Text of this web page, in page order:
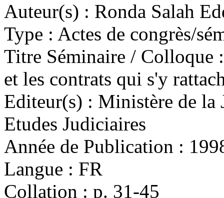
Auteur(s) : Ronda Salah
Type : Actes de congrès/
Titre Séminaire / Colloque :
et les contrats qui s'y
Editeur(s) : Ministère de la
Etudes Judiciaires
Année de Publication :
Langue : FR
Collation : p. 31-45